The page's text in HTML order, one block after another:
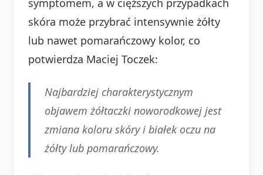
skóra może przybrać intensywnie żółty
lub nawet pomarańczowy kolor, co
potwierdza Maciej Toczek:
Najbardziej charakterystycznym
objawem żółtaczki noworodkowej jest
zmiana koloru skóry i białek oczu na
żółty lub pomarańczowy.